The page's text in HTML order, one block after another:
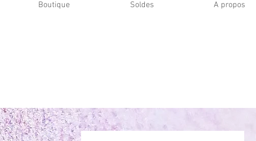
Boutique Soldes A propos